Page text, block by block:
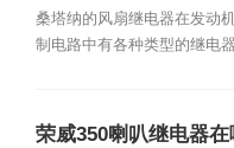
桑塔纳的风扇继电器在发动
制电路中有各种类型的继电器
荣威350喇叭继电器在